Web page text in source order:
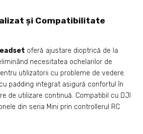
și Compatibilitate
oferă ajustare dioptrică de la
necesitatea ochelarilor de
utilizatorii cu probleme de vedere.
padding integrat asigură confortul în
de utilizare continuă. Compatibil cu DJI
din seria Mini prin controllerul RC